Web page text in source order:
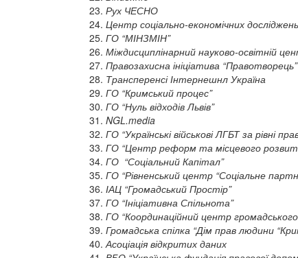
Рух ЧЕСНО
Центр соціально-економічних
ГО “МІНЗМІН”
Міждисциплінарний науково-освітній
Правозахисна ініціатива “Правотворець”
Трансперенсі Інтернешнл Україна
ГО “Кримський процес”
ГО “Нуль відходів Львів”
NGL.media
ГО “Українські військові ЛГБТ за рівні
ГО “Центр реформ та місцевого
ГО “Соціальний Капітал”
ГО “Рівненський центр “Соціальне
ІАЦ “Громадський Простір”
ГО “Ініціативна Спільнота”
ГО “Координаційний центр
Громадська спілка “Дім прав людини
Асоціація відкритих даних